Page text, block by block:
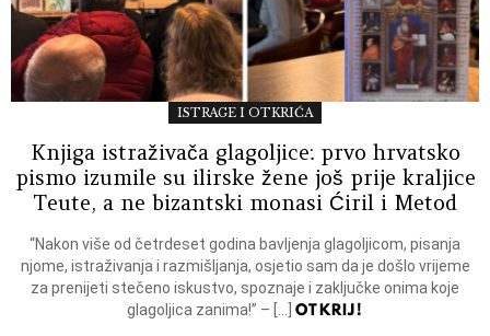
ISTRAGE I OTKRIĆA
Knjiga istraživača glagoljice: prvo hrvatsko
pismo izumile su ilirske žene još prije kraljice
Teute, a ne bizantski monasi Ćiril i Metod
“Nakon više od četrdeset godina bavljenja glagoljicom, pisanja
njome, istraživanja i razmišljanja, osjetio sam da je došlo vrijeme
za prenijeti stečeno iskustvo, spoznaje i zaključke onima koje
glagoljica zanima!” – […] OTKRIJ!